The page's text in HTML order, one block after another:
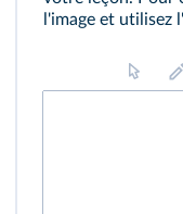
l'image et utilisez